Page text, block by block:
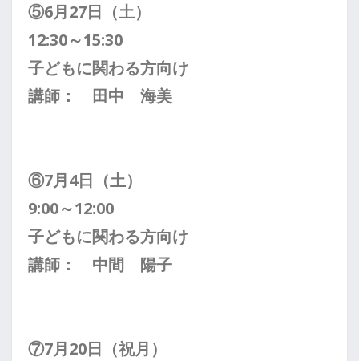
⑤6月27日（土）
12:30～15:30
子どもに関わる方向け
講師： 田中 海美
⑥7月4日（土）
9:00～12:00
子どもに関わる方向け
講師： 中間 陽子
⑦7月20日（祝月）